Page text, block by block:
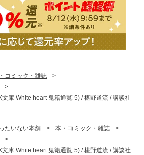
コミック・雑誌
>
>
文庫 White heart 鬼籍通覧 5) / 椹野道流 / 講談社
たいない本舗 > 本・コミック・雑誌
>
>
文庫 White heart 鬼籍通覧 5) / 椹野道流 / 講談社